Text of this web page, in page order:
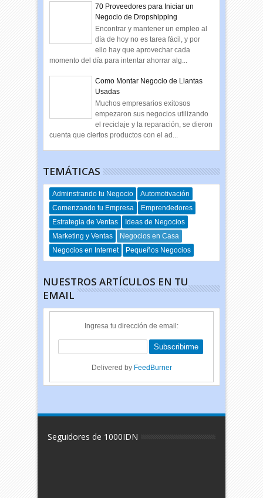
70 Proveedores para Iniciar un
Negocio de Dropshipping
Encontrar y mantener un empleo al
día de hoy no es tarea fácil, y por
ello hay que aprovechar cada
momento del día para intentar ahorrar alg...
Como Montar Negocio de Llantas
Usadas
Muchos empresarios exitosos
empezaron sus negocios utilizando
el reciclaje y la reparación, se dieron
cuenta que ciertos productos con el ad...
TEMÁTICAS
Adminstrando tu Negocio
Automotivación
Comenzando tu Empresa
Emprendedores
Estrategia de Ventas
Ideas de Negocios
Marketing y Ventas
Negocios en Casa
Negocios en Internet
Pequeños Negocios
NUESTROS ARTÍCULOS EN TU
EMAIL
Ingresa tu dirección de email:
Delivered by FeedBurner
Seguidores de 1000IDN